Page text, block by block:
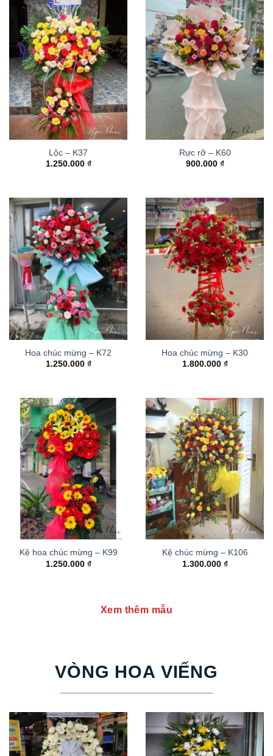
Lộc – K37
1.250.000 ₫
Rực rỡ – K60
900.000 ₫
Hoa chúc mừng – K72
1.250.000 ₫
Hoa chúc mừng – K30
1.800.000 ₫
Kệ hoa chúc mừng – K99
1.250.000 ₫
Kệ chúc mừng – K106
1.300.000 ₫
Xem thêm mẫu
VÒNG HOA VIẾNG